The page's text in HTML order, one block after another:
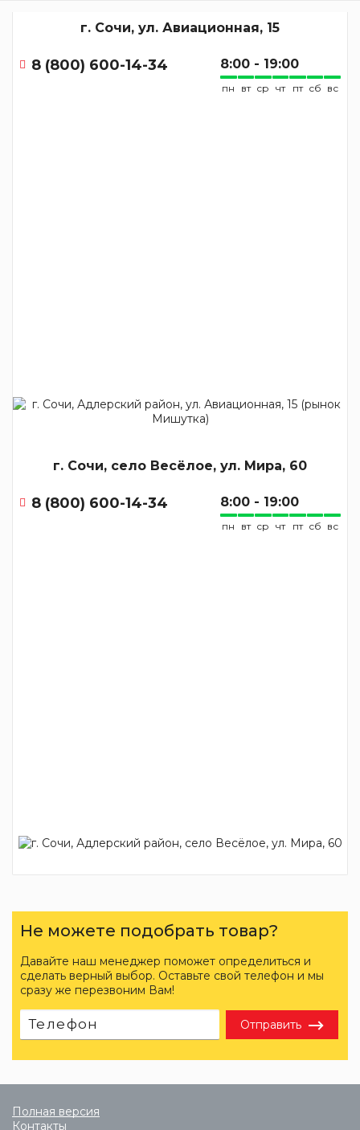
г. Сочи, ул. Авиационная, 15
8 (800) 600-14-34 8:00 - 19:00
пн вт ср чт пт сб вс
г. Сочи, село Весёлое, ул. Мира, 60
8 (800) 600-14-34 8:00 - 19:00
пн вт ср чт пт сб вс
Не можете подобрать товар?
Давайте наш менеджер поможет определиться и
сделать верный выбор. Оставьте свой телефон и мы
сразу же перезвоним Вам!
Отправить
Полная версия
Контакты